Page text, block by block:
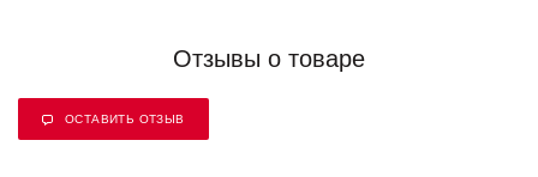
Отзывы о товаре
ОСТАВИТЬ ОТЗЫВ